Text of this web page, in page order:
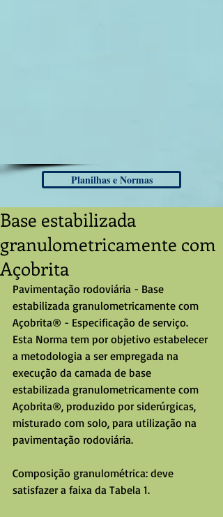
Planilhas e Normas
Base estabilizada
granulometricamente com
Açobrita
Pavimentação rodoviária - Base
estabilizada granulometricamente com
Açobrita® - Especificação de serviço.
Esta Norma tem por objetivo estabelecer
a metodologia a ser empregada na
execução da camada de base
estabilizada granulometricamente com
Açobrita®, produzido por siderúrgicas,
misturado com solo, para utilização na
pavimentação rodoviária.
Composição granulométrica: deve
satisfazer a faixa da Tabela 1.